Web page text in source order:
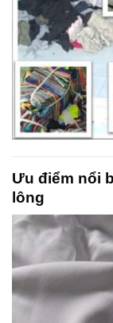
Ưu điểm nổi
lông